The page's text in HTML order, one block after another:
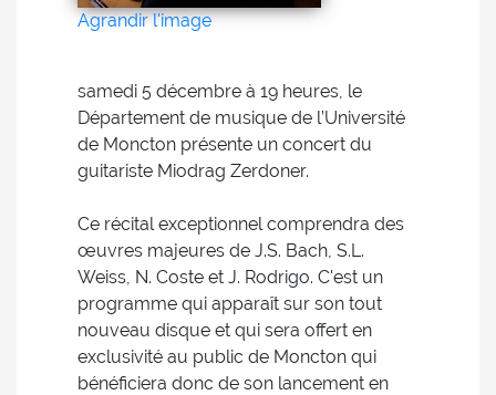
Agrandir l'image
samedi 5 décembre à 19 heures, le
Département de musique de l’Université
de Moncton présente un concert du
guitariste Miodrag Zerdoner.
Ce récital exceptionnel comprendra des
œuvres majeures de J.S. Bach, S.L.
Weiss, N. Coste et J. Rodrigo. C'est un
programme qui apparaît sur son tout
nouveau disque et qui sera offert en
exclusivité au public de Moncton qui
bénéficiera donc de son lancement en